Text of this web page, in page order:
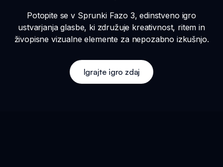
Potopite se v Sprunki Fazo 3, edinstveno igro
ustvarjanja glasbe, ki združuje kreativnost, ritem in
živopisne vizualne elemente za nepozabno izkušnjo.
Igrajte igro zdaj